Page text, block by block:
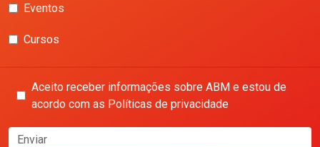
Eventos
Cursos
Aceito receber informações sobre ABM e estou de
acordo com as Políticas de privacidade
Enviar